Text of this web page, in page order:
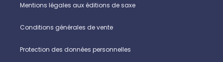
Mentions légales aux éditions de saxe
Conditions générales de vente
Protection des données personnelles